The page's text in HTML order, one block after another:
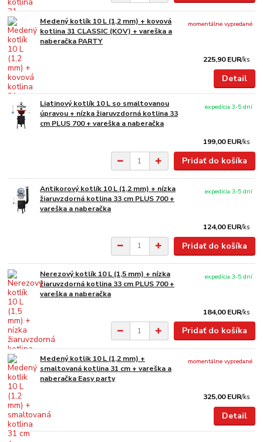
Medený kotlík 10 L (1,2 mm) + kovová
kotlina 31 CLASSIC (KOV) + vareška a
naberačka PARTY
225,90 EUR/ks
momentálne vypredané
Detail
Liatinový kotlík 10 L so smaltovanou
úpravou + nízka žiaruvzdorná kotlina 33
cm PLUS 700 + vareška a naberačka
199,00 EUR/ks
expedícia 3-5 dní
Pridať do košíka
Antikorový kotlík 10 L (1,2 mm) + nízka
žiaruvzdorná kotlina 33 cm PLUS 700 +
vareška a naberačka
124,00 EUR/ks
expedícia 3-5 dní
Pridať do košíka
Nerezový kotlík 10 L (1,5 mm) + nízka
žiaruvzdorná kotlina 33 cm PLUS 700 +
vareška a naberačka
184,00 EUR/ks
expedícia 3-5 dní
Pridať do košíka
Medený kotlik 10 L (1,2 mm) +
smaltovaná kotlina 31 cm + vareška a
naberačka Easy party
325,00 EUR/ks
momentálne vypredané
Detail